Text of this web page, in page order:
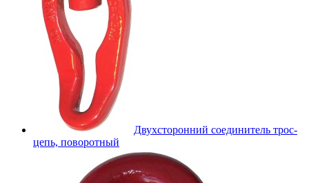
Двухсторонний соединитель трос-
цепь, поворотный